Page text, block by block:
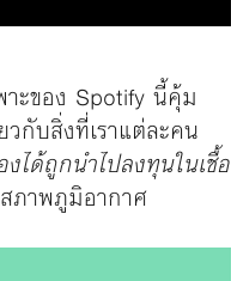
ะของ Spotify นี้คุ้ม
กับสิ่งที่เราแต่ละคน
ได้ถูกนำไปลงทุนในเชื้อ
ภาพภูมิอากาศ